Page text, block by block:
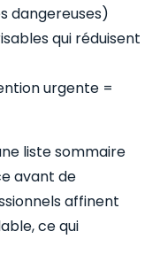
dangereuses)
qui réduisent
urgente =
liste sommaire
avant de
affinent
ce qui